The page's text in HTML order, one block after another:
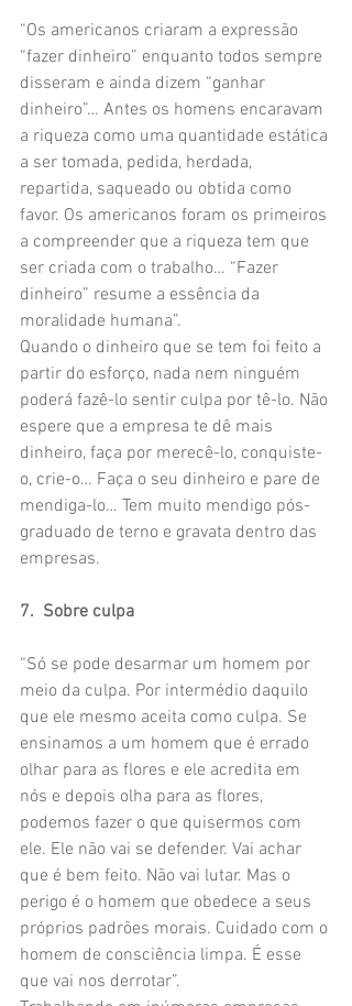
“Os americanos criaram a expressão
“fazer dinheiro” enquanto todos sempre
disseram e ainda dizem “ganhar
dinheiro”… Antes os homens encaravam
a riqueza como uma quantidade estática
a ser tomada, pedida, herdada,
repartida, saqueado ou obtida como
favor. Os americanos foram os primeiros
a compreender que a riqueza tem que
ser criada com o trabalho… “Fazer
dinheiro” resume a essência da
moralidade humana”.
Quando o dinheiro que se tem foi feito a
partir do esforço, nada nem ninguém
poderá fazê-lo sentir culpa por tê-lo. Não
espere que a empresa te dê mais
dinheiro, faça por merecê-lo, conquiste-
o, crie-o… Faça o seu dinheiro e pare de
mendiga-lo… Tem muito mendigo pós-
graduado de terno e gravata dentro das
empresas.
7.  Sobre culpa
“Só se pode desarmar um homem por
meio da culpa. Por intermédio daquilo
que ele mesmo aceita como culpa. Se
ensinamos a um homem que é errado
olhar para as flores e ele acredita em
nós e depois olha para as flores,
podemos fazer o que quisermos com
ele. Ele não vai se defender. Vai achar
que é bem feito. Não vai lutar. Mas o
perigo é o homem que obedece a seus
próprios padrões morais. Cuidado com o
homem de consciência limpa. É esse
que vai nos derrotar”.